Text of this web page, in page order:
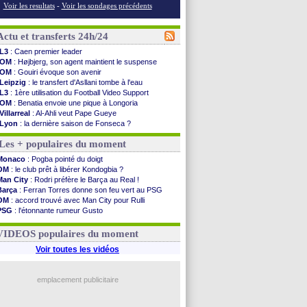
Voir les resultats - Voir les sondages précédents
et transferts 24h/24
L3 : Caen premier leader
OM : Højbjerg, son agent maintient le suspense
OM : Gouiri évoque son avenir
Leipzig : le transfert d'Asllani tombe à l'eau
L3 : 1ère utilisation du Football Video Support
OM : Benatia envoie une pique à Longoria
Villarreal : Al-Ahli veut Pape Gueye
Lyon : la dernière saison de Fonseca ?
OM: un nouveau prétendant pour Højbjerg
Brest: un gardien norvégien en approche ?
OM: McCourt a versé 120 M€ en 2026
PSG: 4 retours dans le groupe face à Man Utd ...
Nice: Kevin Carlos va partir en Italie
L1: prison avec sursis requis contre un arbitre
Leganés: c'est signé pour Luca Zidane (off.)
Atletico: Ruggeri en route pour Aston Villa
Monaco: Filipe Luis soutient Biereth
Lyon: Mangala prêté à Getafe (officiel)
PSG: Nsoki va signer en Croatie
: Naples vise Gabriel Jesus
: Haise a prolongé (officiel)
+ populaires du moment
: Pogba pointé du doigt
: le club prêt à libérer Kondogbia ?
City : Rodri préfère le Barça au Real !
: Ferran Torres donne son feu vert au PSG
: accord trouvé avec Man City pour Rulli
: l'étonnante rumeur Gusto
: Owori battu à mort à Kampala
populaires du moment
Voir toutes les vidéos
emplacement publicitaire